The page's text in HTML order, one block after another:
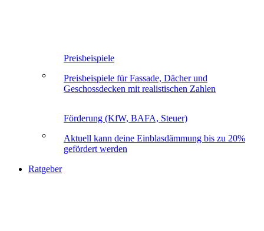
Preisbeispiele
Preisbeispiele für Fassade, Dächer und
Geschossdecken mit realistischen Zahlen
Förderung (KfW, BAFA, Steuer)
Aktuell kann deine Einblasdämmung bis zu 20%
gefördert werden
Ratgeber